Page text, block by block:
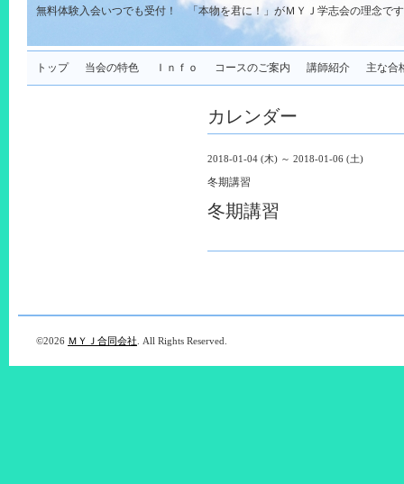
無料体験入会いつでも受付！ 「本物を君に！」がＭＹＪ学志会の理念で
トップ 当会の特色 Ｉｎｆｏ コースのご案内 講師紹介 主な合
カレンダー
2018-01-04 (木) ～ 2018-01-06 (土)
冬期講習
冬期講習
©2026 ＭＹＪ合同会社 . All Rights Reserved.